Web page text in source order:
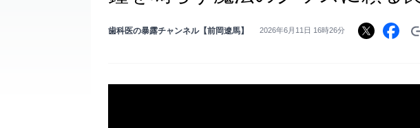
歯科医の暴露チャンネル【前岡遼馬】 2026年6月11日 16時26分